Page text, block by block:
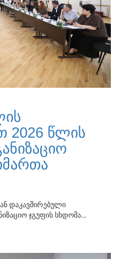
2026 წლის
დაკავშირებული
ჯგუფის სხდომა...